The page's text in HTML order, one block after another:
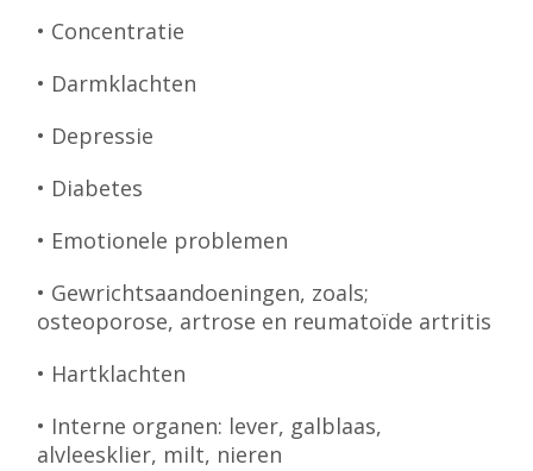
• Concentratie
• Darmklachten
• Depressie
• Diabetes
• Emotionele problemen
• Gewrichtsaandoeningen, zoals;
osteoporose, artrose en reumatoïde artritis
• Hartklachten
• Interne organen: lever, galblaas,
alvleesklier, milt, nieren